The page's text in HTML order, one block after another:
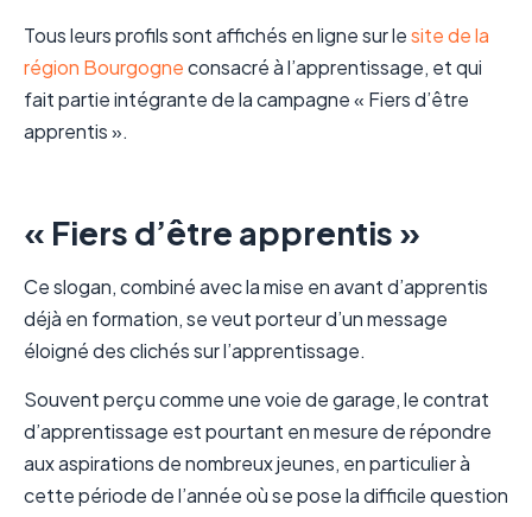
Tous leurs profils sont affichés en ligne sur lesite de la
région Bourgogneconsacré à l’apprentissage, et qui
fait partie intégrante de la campagne « Fiers d’être
apprentis ».
« Fiers d’être apprentis »
Ce slogan, combiné avec la mise en avant d’apprentis
déjà en formation, se veut porteur d’un message
éloigné des clichés sur l’apprentissage.
Souvent perçu comme une voie de garage, le contrat
d’apprentissage est pourtant en mesure de répondre
aux aspirations de nombreux jeunes, en particulier à
cette période de l’année où se pose la difficile question